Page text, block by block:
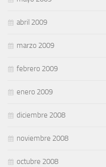
abril 2009
marzo 2009
febrero 2009
enero 2009
diciembre 2008
noviembre 2008
octubre 2008